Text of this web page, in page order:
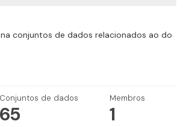
conjuntos de dados relacionados ao do
Conjuntos de dados
65
Membros
1